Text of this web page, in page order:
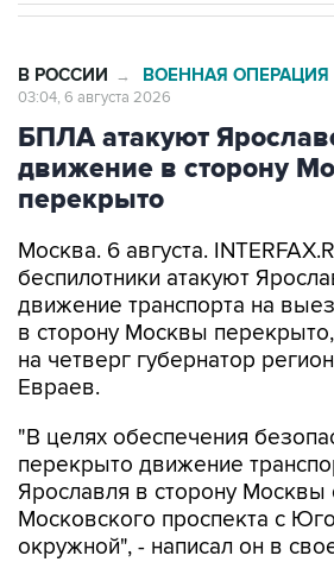
В РОССИИ → ВОЕННАЯ ОПЕРАЦИЯ
03:04, 6 августа 2026
БПЛА атакуют
движение в сторону
перекрыто
Москва. 6 августа.
беспилотники атакуют
движение транспорта на
в сторону Москвы перекрыто,
на четверг губернатор
Евраев.
"В целях обеспечения
перекрыто движение
Ярославля в сторону Москвы
Московского проспекта с
окружной", - написал он в